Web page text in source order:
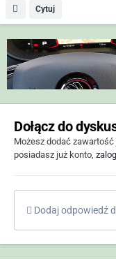
Cytuj
Dołącz do
Możesz dodać
posiadasz już konto,
Dodaj odpowiedź